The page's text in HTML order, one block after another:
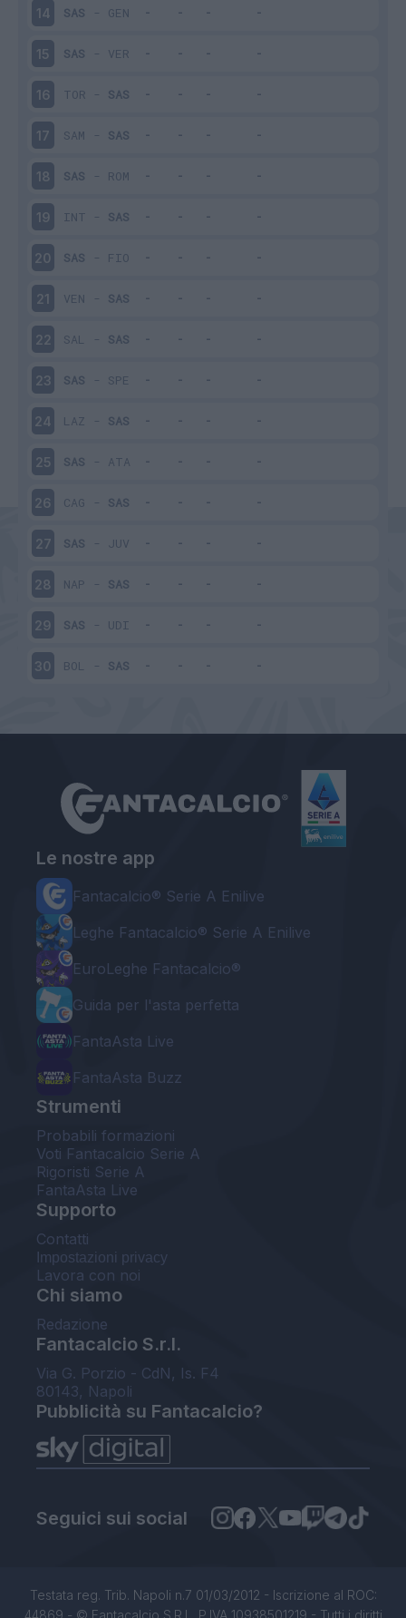
14 SAS - GEN
15 SAS - VER
16 TOR - SAS
17 SAM - SAS
18 SAS - ROM
19 INT - SAS
20 SAS - FIO
21 VEN - SAS
22 SAL - SAS
23 SAS - SPE
24 LAZ - SAS
25 SAS - ATA
26 CAG - SAS
27 SAS - JUV
28 NAP - SAS
29 SAS - UDI
30 BOL - SAS
Le nostre app
Fantacalcio® Serie A Enilive
Leghe Fantacalcio® Serie A Enilive
EuroLeghe Fantacalcio®
Guida per l'asta perfetta
FantaAsta Live
FantaAsta Buzz
Strumenti
Probabili formazioni
Voti Fantacalcio Serie A
Rigoristi Serie A
FantaAsta Live
Supporto
Contatti
Impostazioni privacy
Lavora con noi
Chi siamo
Redazione
Fantacalcio S.r.l.
Via G. Porzio - CdN, Is. F4
80143, Napoli
Pubblicità su Fantacalcio?
Seguici sui social
Testata reg. Trib. Napoli n.7 01/03/2012 - Iscrizione al ROC:
44869 - © Fantacalcio S.R.L. P.IVA 10938501219 - Tutti i diritti